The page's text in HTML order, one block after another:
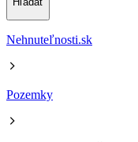
Nehnuteľnosti.sk
Pozemky